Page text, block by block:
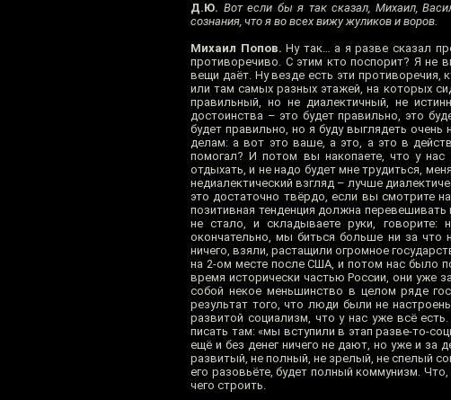
Д.Ю. Вот если бы я так сказал, Михаил,
сознания, что я во всех вижу жуликов и воров.
Михаил Попов. Ну так… а я разве сказал
противоречиво. С этим кто поспорит? Я не
вещи даёт. Ну везде есть эти
или там самых разных этажей, на которых
правильный, но не диалектичный, не
достоинства – это будет правильно, это
будет правильно, но я буду выглядеть
делам: а вот это ваше, а это, а это в
помогал? И потом вы накопаете, что у нас
отдыхать, и не надо будет мне трудиться,
недиалектический взгляд – лучше
это достаточно твёрдо, если вы смотрите
позитивная тенденция должна
не стало, и складываете руки,
окончательно, мы биться больше ни за что
ничего, взяли, растащили огромное
на 2-ом месте после США, и потом нас было
время исторически частью России, они уже
собой некое меньшинство в целом ряде
результат того, что люди были не
развитой социализм, что у нас уже всё
писать там: «мы вступили в этап разве-то-
ещё и без денег ничего не дают, но уже и за
развитый, не полный, не зрелый, не спелый
его разовьёте, будет полный коммунизм.
чего строить.